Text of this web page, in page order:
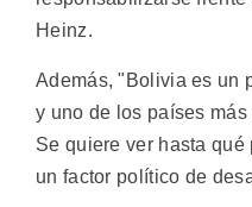
Heinz.
Además, "Bolivia es un
y uno de los países
Se quiere ver hasta
un factor político de